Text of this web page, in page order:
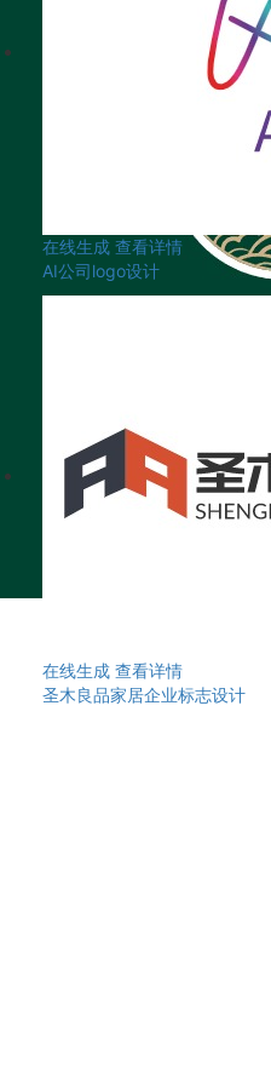
在线生成 查看详情
AI公司logo设计
在线生成 查看详情
圣木良品家居企业标志设计